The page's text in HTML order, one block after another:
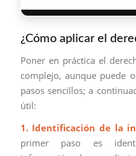
¿Cómo aplicar el
Poner en práctica el
complejo, aunque puede
pasos sencillos; a
útil:
1. Identificación de la
primer paso es